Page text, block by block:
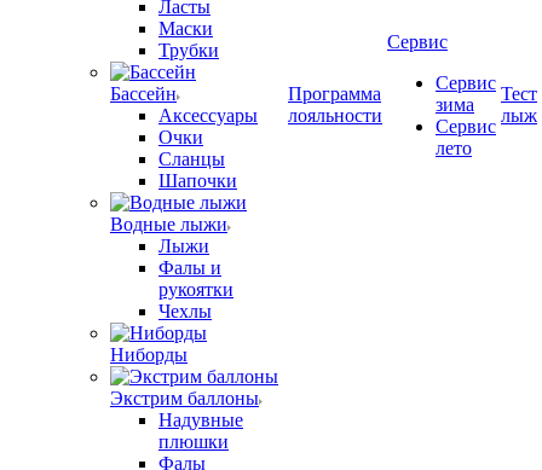
Ласты
Маски
Трубки
Бассейн
Аксессуары
Очки
Сланцы
Шапочки
Водные лыжи
Лыжи
Фалы и
рукоятки
Чехлы
Ниборды
Экстрим баллоны
Надувные
плюшки
Фалы
Программа
лояльности
Сервис
Сервис
зима
Сервис
лето
Тест
лыж